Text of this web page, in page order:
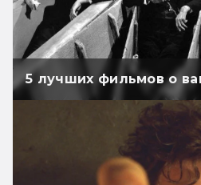
5 лучших фильмов о